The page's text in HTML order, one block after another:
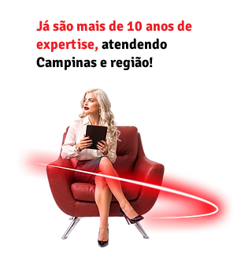
Já são mais de 10 anos de
expertise,atendendo
Campinas e região!